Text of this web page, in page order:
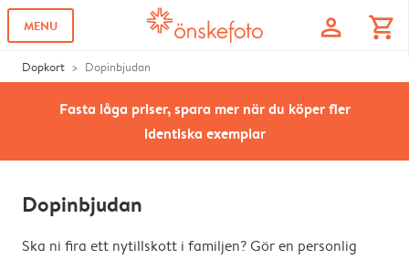
MENU profile shopping_cart
Dopkort Dopinbjudan
Fasta låga priser, spara mer när du köper fler
identiska exemplar
Dopinbjudan
Ska ni fira ett nytillskott i familjen? Gör en personlig